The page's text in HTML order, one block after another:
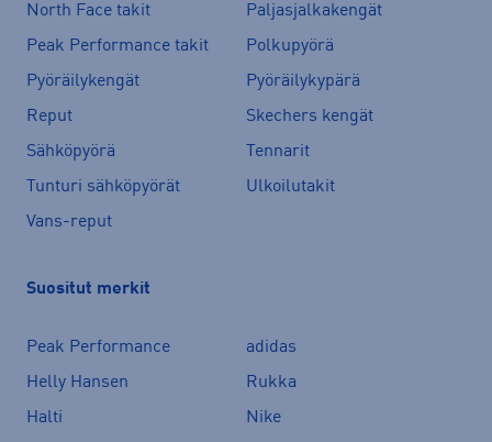
North Face takit
Paljasjalkakengät
Peak Performance takit
Polkupyörä
Pyöräilykengät
Pyöräilykypärä
Reput
Skechers kengät
Sähköpyörä
Tennarit
Tunturi sähköpyörät
Ulkoilutakit
Vans-reput
Suositut merkit
Peak Performance
adidas
Helly Hansen
Rukka
Halti
Nike